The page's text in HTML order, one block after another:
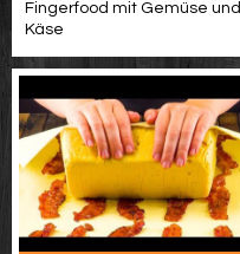
Fingerfood mit Gemüse und
Käse